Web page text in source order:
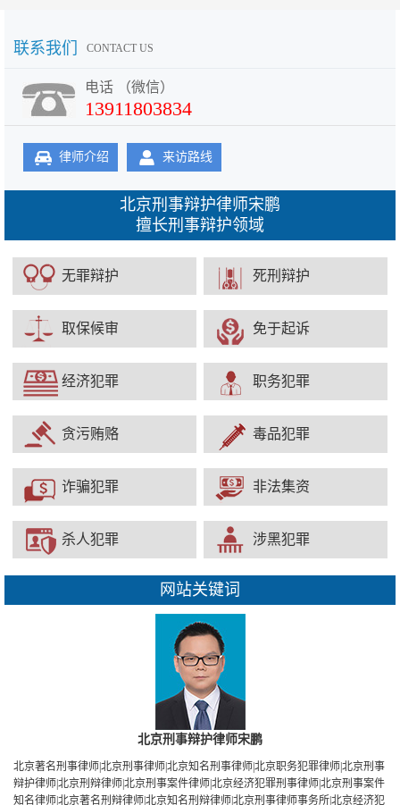
联系我们 CONTACT US
电话 （微信）
13911803834
律师介绍 来访路线
北京刑事辩护律师宋鹏
擅长刑事辩护领域
无罪辩护 死刑辩护
取保候审 免于起诉
经济犯罪 职务犯罪
贪污贿赂 毒品犯罪
诈骗犯罪 非法集资
杀人犯罪 涉黑犯罪
网站关键词
北京刑事辩护律师宋鹏
北京著名刑事律师|北京刑事律师|北京知名刑事律师|北京职务犯罪律师|北京刑事
辩护律师|北京刑辩律师|北京刑事案件律师|北京经济犯罪刑事律师|北京刑事案件
知名律师|北京著名刑辩律师|北京知名刑辩律师|北京刑事律师事务所|北京经济犯